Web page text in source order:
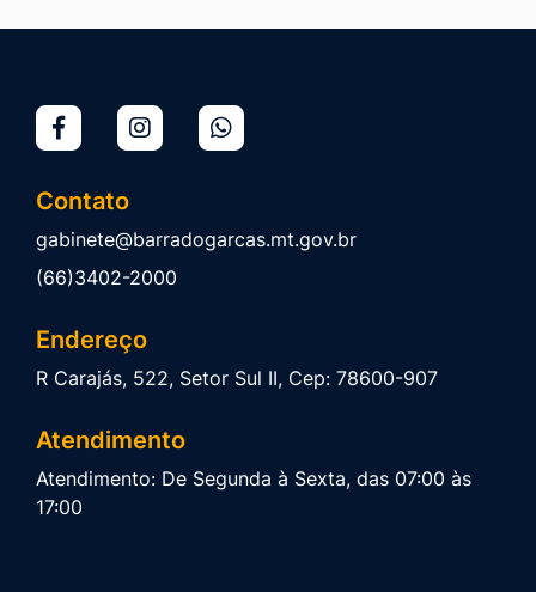
Contato
gabinete@barradogarcas.mt.gov.br
(66)3402-2000
Endereço
R Carajás, 522, Setor Sul II, Cep: 78600-907
Atendimento
Atendimento: De Segunda à Sexta, das 07:00 às
17:00